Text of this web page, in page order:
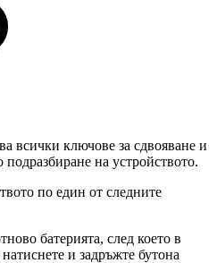
всички ключове за сдвояване и
подразбиране на устройството.
по един от следните
батерията, след което в
и задръжте бутона